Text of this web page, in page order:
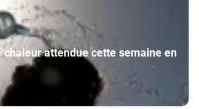
chaleur attendue cette semaine en